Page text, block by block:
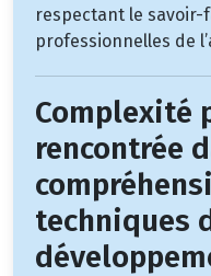
respectant le
professionnelles de
Complexité
rencontrée
techniques